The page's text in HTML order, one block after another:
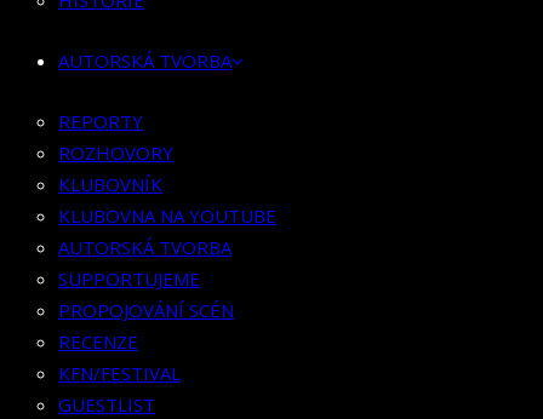
KLUBOVNA NA YOUTUBE
SUPPORTUJEME
PROPOJOVÁNÍ SCÉN
RECENZE
KFN/FESTIVAL
GUESTLIST
SPOLUPRÁCE
BOOKING
PR SPOLUPRÁCE
AUTORSKÁ TVORBA
REPORTY
ROZHOVORY
KLUBOVNÍK
KLUBOVNA NA YOUTUBE
AUTORSKÁ TVORBA
SUPPORTUJEME
PROPOJOVÁNÍ SCÉN
RECENZE
KFN/FESTIVAL
GUESTLIST